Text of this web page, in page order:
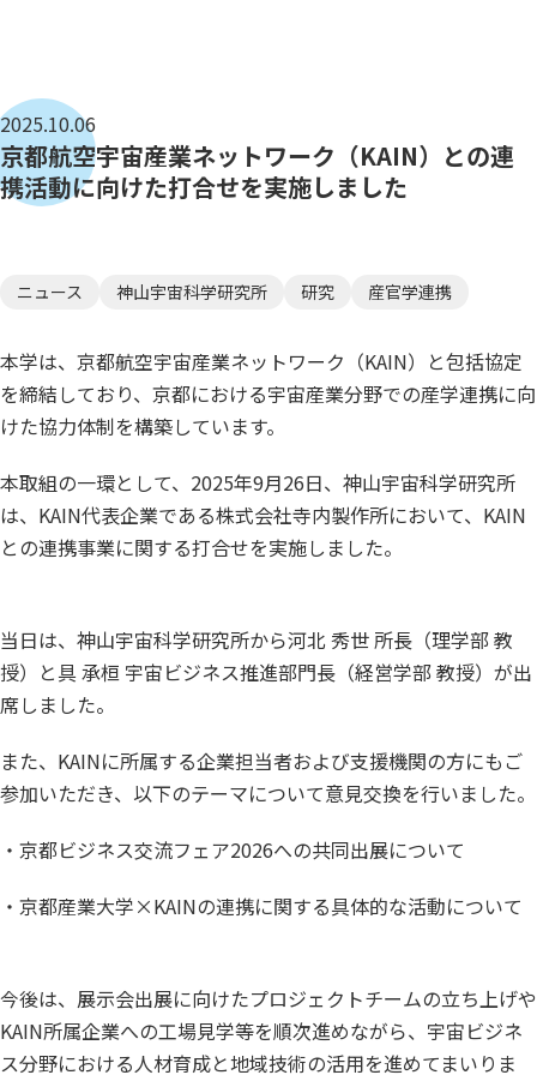
2025.10.06
京都航空宇宙産業ネットワーク（KAIN）との連
携活動に向けた打合せを実施しました
ニュース 神山宇宙科学研究所 研究 産官学連携
本学は、京都航空宇宙産業ネットワーク（KAIN）と包括協定
を締結しており、京都における宇宙産業分野での産学連携に向
けた協力体制を構築しています。
本取組の一環として、2025年9月26日、神山宇宙科学研究所
は、KAIN代表企業である株式会社寺内製作所において、KAIN
との連携事業に関する打合せを実施しました。
当日は、 神山宇宙科学研究所から河北 秀世 所長（理学部 教
授）と具 承桓 宇宙ビジネス推進部門長（経営学部 教授）が出
席しました。
また、KAINに所属する企業担当者および支援機関の方にもご
参加いただき、以下のテーマについて意見交換を行いました。
・京都ビジネス交流フェア2026への共同出展について
・京都産業大学×KAINの連携に関する具体的な活動について
今後は、展示会出展に向けたプロジェクトチームの立ち上げや
KAIN所属企業への工場見学等を順次進めながら、宇宙ビジネ
ス分野における人材育成と地域技術の活用を進めてまいりま